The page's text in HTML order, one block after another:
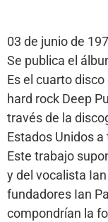
03 de junio de
Se publica el
Es el cuarto
hard rock Deep
través de la
Estados Unidos
Este trabajo
y del vocalista
fundadores Ian
compondrían la